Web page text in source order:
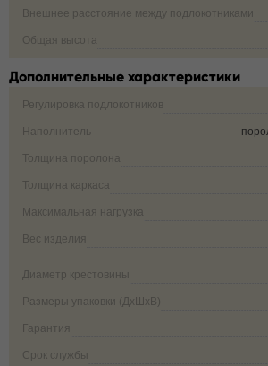
Внешнее расстояние между подлокотниками
Общая высота
Дополнительные характеристики
Регулировка подлокотников
Наполнитель
Толщина поролона
Толщина каркаса
Максимальная нагрузка
Вес изделия
Диаметр крестовины
Размеры упаковки (ДxШxВ)
Гарантия
Срок службы